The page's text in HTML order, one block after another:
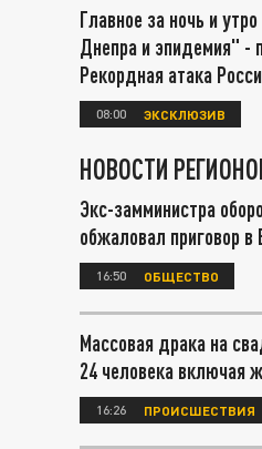
Главное за ночь и
Днепра и эпидемия" -
Рекордная атака
08:00 ЭКСКЛЮЗИВ
НОВОСТИ
Экс-замминистра
обжаловал приговор
16:50 ОБЩЕСТВО
Массовая драка на
24 человека включая
16:26 ПРОИСШЕСТВИЯ